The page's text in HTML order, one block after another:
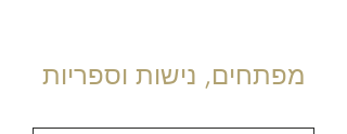
מפתחים, נישות וספריות